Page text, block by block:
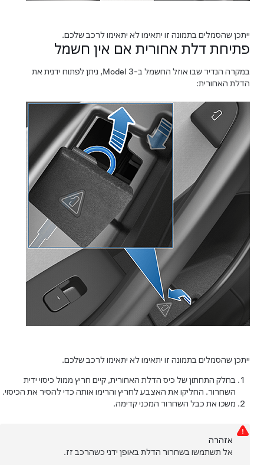
ייתכן שהסמלים בתמונה זו יתאימו לא יתאימו לרכב שלכם.
פתיחת דלת אחורית אם אין חשמל
במקרה הנדיר שבו אוזל החשמל ב-Model 3, ניתן לפתוח ידנית את
הדלת האחורית:
ייתכן שהסמלים בתמונה זו יתאימו לא יתאימו לרכב שלכם.
בחלק התחתון של כיס הדלת האחורית, קיים חריץ ממול כיסוי ידית
השחרור. החליקו את האצבע לחריץ והרימו אותה כדי להסיר את הכיסוי.
משכו את כבל השחרור המכני קדימה.
אזהרה
אל תשתמשו בשחרור הדלת באופן ידני כשהרכב זז.